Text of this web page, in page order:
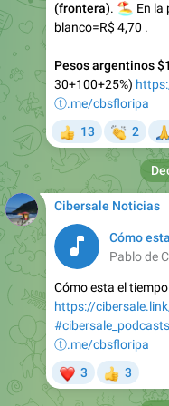
(frontera).
En la
blanco=R$ 4,70 .
Pesos argentinos
30+100+25%)
ⓣ.me/cbsfloripa
13 2
Cibersale Noticias
Pablo de
Cómo esta el
https://
#cibersale_podcasts
ⓣ.me/cbsfloripa
3 3